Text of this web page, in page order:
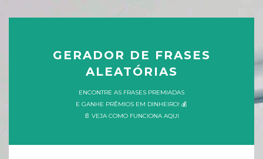
GERADOR DE FRASES
ALEATÓRIAS
ENCONTRE AS FRASES PREMIADAS
E GANHE PRÊMIOS EM DINHEIRO! 💰
📄 VEJA COMO FUNCIONA AQUI